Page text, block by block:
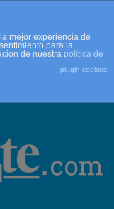
mejor experiencia de
para la
de nuestra política de
plugin cookies